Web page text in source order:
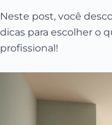
Neste post, você
dicas para escolher o
profissional!